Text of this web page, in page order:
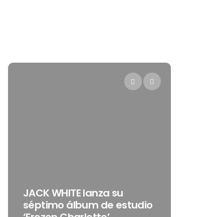
JACK WHITE lanza su
séptimo álbum de estudio